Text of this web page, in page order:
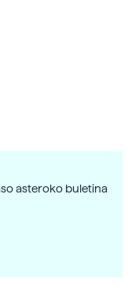
asteroko buletina